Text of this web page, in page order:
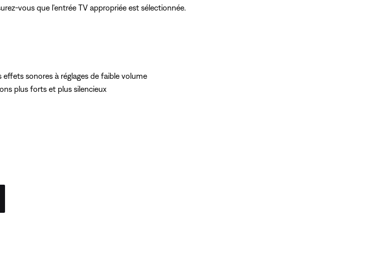
vous que l'entrée TV appropriée est sélectionnée.
sonores à réglages de faible volume
plus forts et plus silencieux